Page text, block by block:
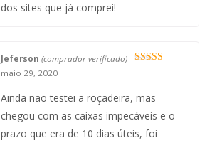
dos sites que já comprei!
Jeferson (comprador verificado) –
maio 29, 2020
Ainda não testei a roçadeira, mas
chegou com as caixas impecáveis e o
prazo que era de 10 dias úteis, foi